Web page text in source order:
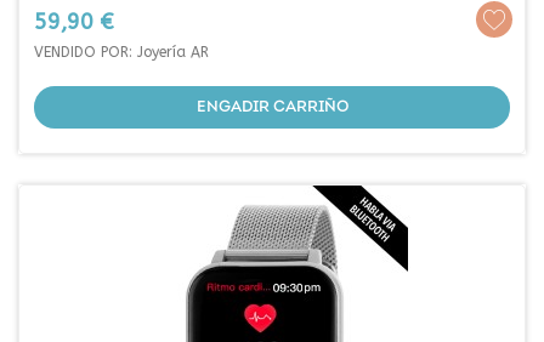
Prezo
59,90 €
VENDIDO POR: Joyería AR
ENGADIR CARRIÑO